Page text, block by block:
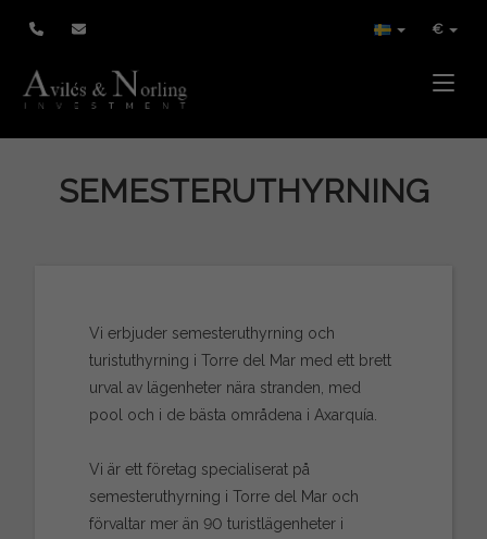
€
SEMESTERUTHYRNING
Vi erbjuder semesteruthyrning och
turistuthyrning i Torre del Mar med ett brett
urval av lägenheter nära stranden, med
pool och i de bästa områdena i Axarquía.
Vi är ett företag specialiserat på
semesteruthyrning i Torre del Mar och
förvaltar mer än 90 turistlägenheter i